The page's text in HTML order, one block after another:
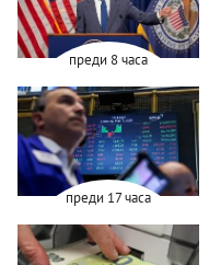
преди 8 часа
преди 17 часа